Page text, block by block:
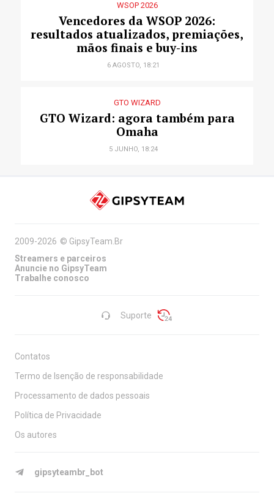
WSOP 2026
Vencedores da WSOP 2026:
resultados atualizados, premiações,
mãos finais e buy-ins
6 AGOSTO, 18:21
GTO WIZARD
GTO Wizard: agora também para
Omaha
5 JUNHO, 18:24
Suporte
2009-2026 © GipsyTeam.Br
Streamers e parceiros
Anuncie no GipsyTeam
Trabalhe conosco
Contatos
Termo de Isenção de responsabilidade
Processamento de dados pessoais
Política de Privacidade
Os autores
gipsyteambr_bot